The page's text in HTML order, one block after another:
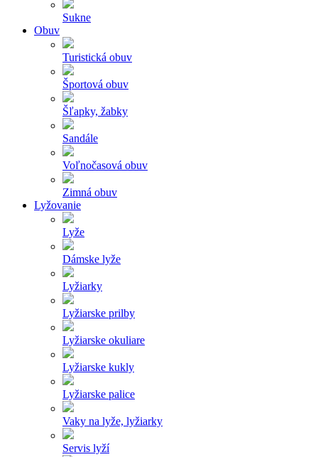
Sukne
Obuv
Turistická obuv
Športová obuv
Šľapky, žabky
Sandále
Voľnočasová obuv
Zimná obuv
Lyžovanie
Lyže
Dámske lyže
Lyžiarky
Lyžiarske prilby
Lyžiarske okuliare
Lyžiarske kukly
Lyžiarske palice
Vaky na lyže, lyžiarky
Servis lyží